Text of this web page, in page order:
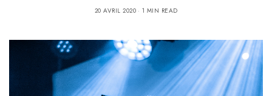
20 AVRIL 2020 1 MIN READ